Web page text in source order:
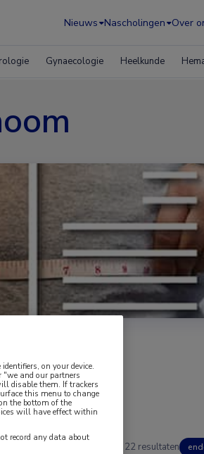
Nieuws Nascholingen Over
Gynaecologie Heelkunde
22 resultaten
on your device.
"we and our partners
disable them. If trackers
this menu to change
the bottom of the
will have effect within
record any data about